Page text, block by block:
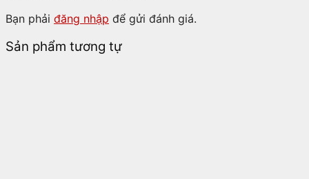
Bạn phải đăng nhập để gửi đánh giá.
Sản phẩm tương tự